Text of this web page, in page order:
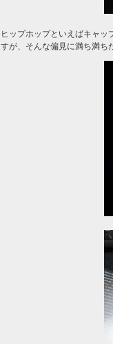
ヒップホップといえばキャ
すが、そんな偏見に満ち満ち